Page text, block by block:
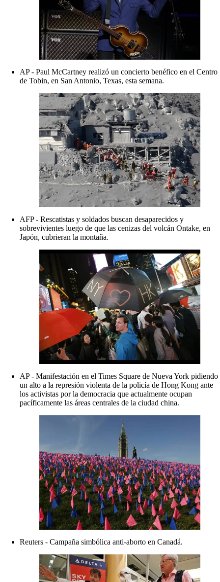
AP - Paul McCartney realizó un concierto benéfico en el Centro
de Tobin, en San Antonio, Texas, esta semana.
AFP - Rescatistas y soldados buscan desaparecidos y
sobrevivientes luego de que las cenizas del volcán Ontake, en
Japón, cubrieran la montaña.
AP - Manifestación en el Times Square de Nueva York pidiendo
un alto a la represión violenta de la policía de Hong Kong ante
los activistas por la democracia que actualmente ocupan
pacíficamente las áreas centrales de la ciudad china.
Reuters - Campaña simbólica anti-aborto en Canadá.